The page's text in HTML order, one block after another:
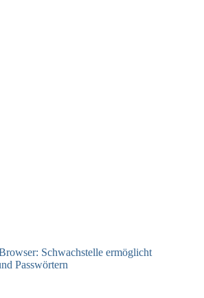
Schwachstelle ermöglicht
Passwörtern